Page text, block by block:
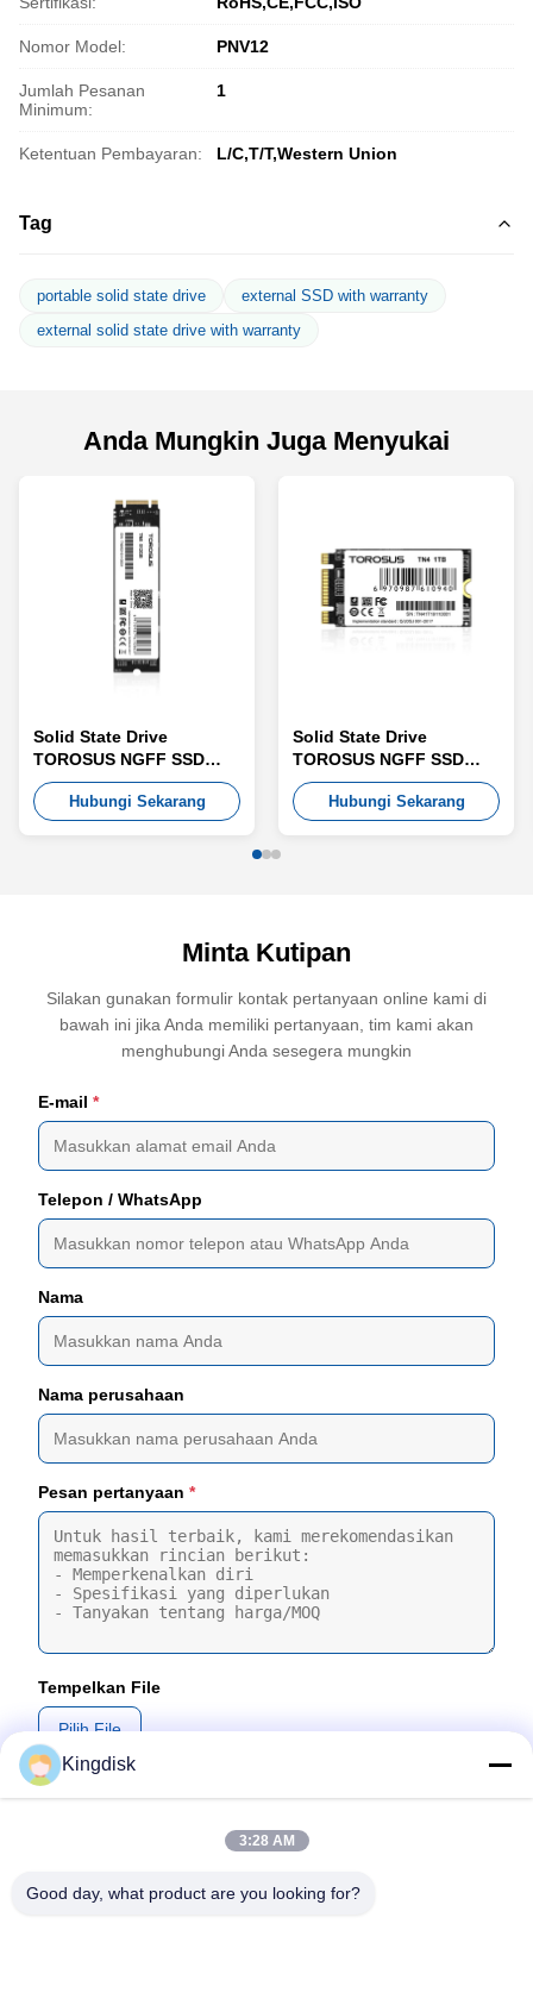
Nomor Model: PNV12
Jumlah Pesanan
Minimum:
1
Ketentuan Pembayaran: L/C,T/T,Western Union
Tag
portable solid state drive
external SSD with warranty
external solid state drive with warranty
Anda Mungkin Juga Menyukai
Solid State Drive
TOROSUS NGFF SSD
TN8
Hubungi Sekarang
Solid State Drive
TOROSUS NGFF SSD
TN4
Hubungi Sekarang
Minta Kutipan
Silakan gunakan formulir kontak pertanyaan online kami di
bawah ini jika Anda memiliki pertanyaan, tim kami akan
menghubungi Anda sesegera mungkin
E-mail *
Telepon / WhatsApp
Nama
Nama perusahaan
Pesan pertanyaan *
Tempelkan File
Pilih File
Anda dapat mengunggah hingga 5 file dan Setiap file berukuran
maksimal 10MB
Kirim
Kingdisk
3:28 AM
Good day, what product are you looking for?